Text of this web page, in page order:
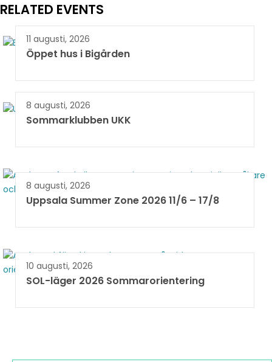
RELATED EVENTS
11 augusti, 2026
Öppet hus i Bigården
8 augusti, 2026
Sommarklubben UKK
8 augusti, 2026
Uppsala Summer Zone 2026 11/6 – 17/8 ​
10 augusti, 2026
SOL-läger 2026 Sommarorientering